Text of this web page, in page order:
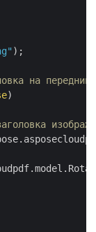
);
на передний
)